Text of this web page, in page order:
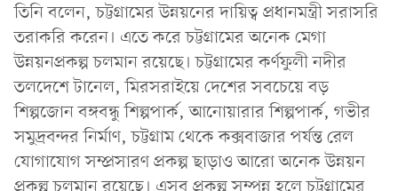
তিনি বলেন, চট্টগ্রামের উন্নয়নের দায়িত্ব প্রধানমন্ত্রী সরাসরি
তরাকরি করেন। এতে করে চট্টগ্রামের অনেক মেগা
উন্নয়নপ্রকল্প চলমান রয়েছে। চট্টগ্রামের কর্ণফুলী নদীর
তলদেশে টানেল, মিরসরাইয়ে দেশের সবচেয়ে বড়
শিল্পজোন বঙ্গবন্ধু শিল্পপার্ক, আনোয়ারার শিল্পপার্ক, গভীর
সমুদ্রবন্দর নির্মাণ, চট্টগ্রাম থেকে কক্সবাজার পর্যন্ত রেল
যোগাযোগ সম্প্রসারণ প্রকল্প ছাড়াও আরো অনেক উন্নয়ন